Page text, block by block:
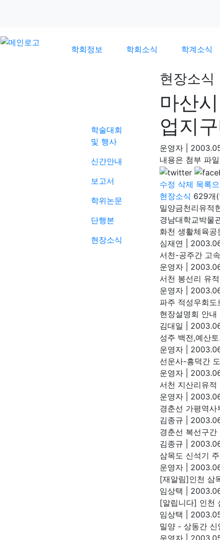
학회정보 학회소식 학계소식
학술대회
및 행사
신간안내
보고서
학위논문
단행본
현장소식
현장소식
마산
업지
운영자
내용은 첨부 파
수정 삭제 목록
현장소식 629개
밀양금천리유적
경남대학교박물
화천 생활체육
심재연
서천-공주간 고
운영자
서천 봉선리 유
운영자
파주 적성우회
현장설명회 안내
김대일
성주 백전,예산
운영자
선운사-흥덕간
운영자
서천 지산리유적
운영자
경춘선 가평역
김종규
경춘선 복선구
김종규
삼목도 신석기
운영자
[재알림]인천 삼
임상택
[알립니다] 인천
임상택
밀양 - 상동간
운영자